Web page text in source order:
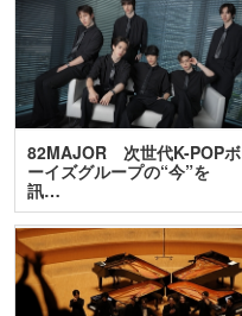
82MAJOR 次世代K-POPボ
ーイズグループの“今”を
訊…